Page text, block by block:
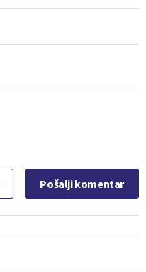
Pošalji komentar